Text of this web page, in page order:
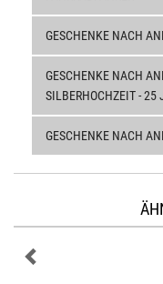
GESCHENKE NACH
GESCHENKE NACH
SILBERHOCHZEIT - 25
GESCHENKE NACH